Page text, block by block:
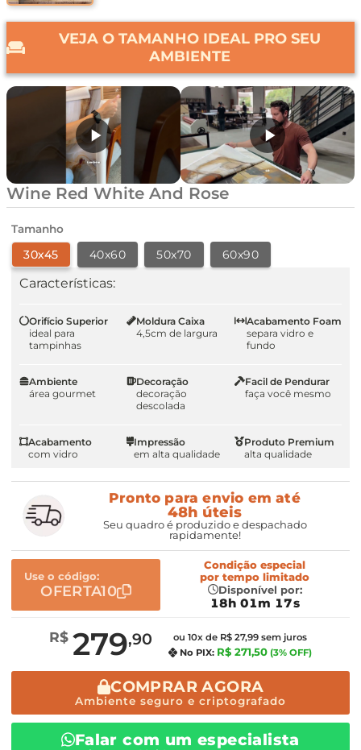
VEJA O TAMANHO IDEAL PRO SEU
AMBIENTE
Wine Red White And Rose
Tamanho
30x45 40x60 50x70 60x90
Características:
Orifício Superior
ideal para
tampinhas
Moldura Caixa
4,5cm de largura
Acabamento Foam
separa vidro e
fundo
Ambiente
área gourmet
Decoração
decoração
descolada
Facil de Pendurar
faça você mesmo
Acabamento
com vidro
Impressão
em alta qualidade
Produto Premium
alta qualidade
Pronto para envio em até
48h úteis
Seu quadro é produzido e despachado
rapidamente!
Use o código:
OFERTA10
Condição especial
por tempo limitado
Disponível por:
18h 01m 16s
R$ 279,90
ou 10x de R$ 27,99 sem juros
No PIX: R$ 271,50 (3% OFF)
COMPRAR AGORA
Ambiente seguro e criptografado
Falar com um especialista